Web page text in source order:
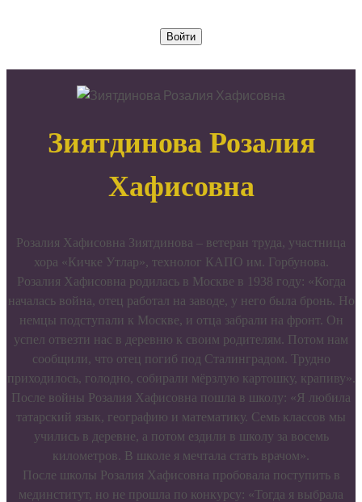
Войти
Зиятдинова Розалия
Хафисовна
Розалия Хафисовна Зиятдинова – ветеран труда, участница
хора «Кичке Утлар», технолог КАПО им. Горбунова.
Розалия Хафисовна родилась в Москве в 1938 году: «Когда
началась война, отец работал на заводе, у него была бронь. Но
немцы подступали к Москве, и отца забрали на фронт. Он
успел отвезти нас в деревню к своим родителям. Потом нам
сообщили, что отец погиб под Сталинградом. Трудно
приходилось, голодно, собирали мёрзлую картошку, крапиву».
После войны Розалия Хафисовна пошла в школу: «Я любила
татарский язык, географию и математику. Семь классов мы
учились в деревне, а потом ездили в школу за восемь
километров. В школе я мечтала стать врачом».
После школы Розалия Хафисовна пробовала поступить в
мединститут, но не прошла по конкурсу: «Тогда я выбрала